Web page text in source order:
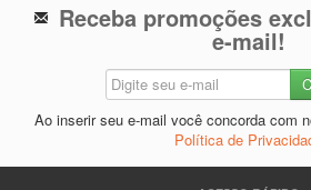
Receba promoções
e-mail!
Ao inserir seu e-mail você concorda com
Política de